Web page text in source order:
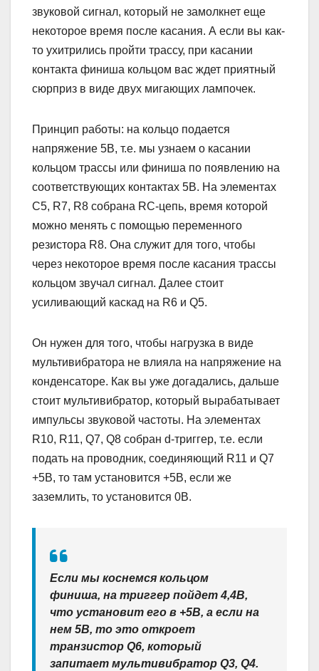
звуковой сигнал, который не замолкнет еще
некоторое время после касания. А если вы как-
то ухитрились пройти трассу, при касании
контакта финиша кольцом вас ждет приятный
сюрприз в виде двух мигающих лампочек.
Принцип работы: на кольцо подается
напряжение 5В, т.е. мы узнаем о касании
кольцом трассы или финиша по появлению на
соответствующих контактах 5В. На элементах
C5, R7, R8 собрана RC-цепь, время которой
можно менять с помощью переменного
резистора R8. Она служит для того, чтобы
через некоторое время после касания трассы
кольцом звучал сигнал. Далее стоит
усиливающий каскад на R6 и Q5.
Он нужен для того, чтобы нагрузка в виде
мультивибратора не влияла на напряжение на
конденсаторе. Как вы уже догадались, дальше
стоит мультивибратор, который вырабатывает
импульсы звуковой частоты. На элементах
R10, R11, Q7, Q8 собран d-триггер, т.е. если
подать на проводник, соединяющий R11 и Q7
+5В, то там установится +5В, если же
заземлить, то установится 0В.
Если мы коснемся кольцом
финиша, на триггер пойдет 4,4В,
что установит его в +5В, а если на
нем 5В, то это откроет
транзистор Q6, который
запитает мультивибратор Q3, Q4.